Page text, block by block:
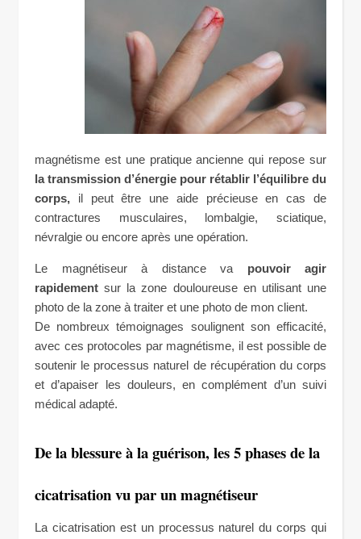
magnétisme est une pratique ancienne qui repose sur
la transmission d’énergie pour rétablir l’équilibre du
corps, il peut être une aide précieuse en cas de
contractures musculaires, lombalgie, sciatique,
névralgie ou encore après une opération.
Le magnétiseur à distance va pouvoir agir
rapidement sur la zone douloureuse en utilisant une
photo de la zone à traiter et une photo de mon client.
De nombreux témoignages soulignent son efficacité,
avec ces protocoles par magnétisme, il est possible de
soutenir le processus naturel de récupération du corps
et d’apaiser les douleurs, en complément d’un suivi
médical adapté.
De la blessure à la guérison, les 5 phases de la
cicatrisation vu par un magnétiseur
La cicatrisation est un processus naturel du corps qui